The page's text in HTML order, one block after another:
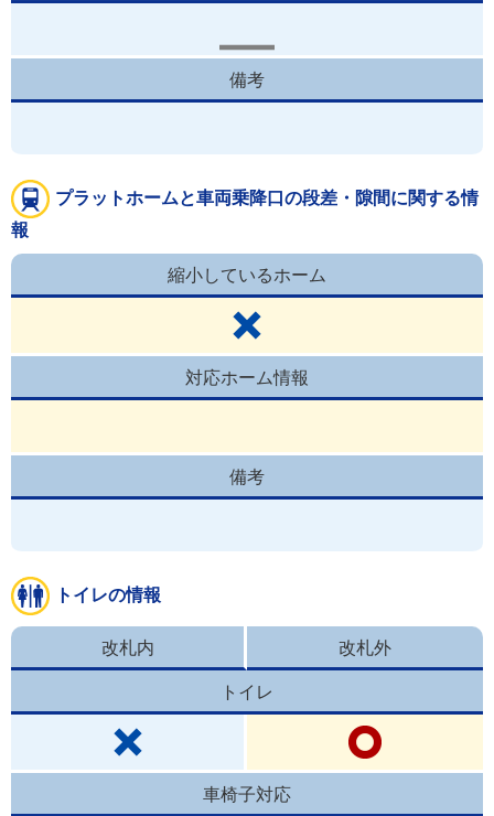
備考
プラットホームと車両乗降口の段差・隙間に関する情
報
縮小しているホーム
対応ホーム情報
備考
トイレの情報
改札内 改札外
トイレ
車椅子対応